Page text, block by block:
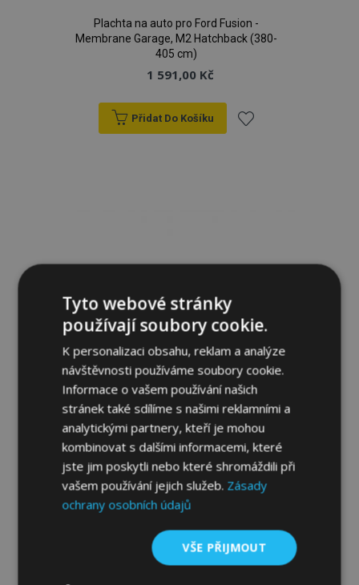
Plachta na auto pro Ford Fusion -
Membrane Garage, M2 Hatchback (380-
405 cm)
1 591,00 Kč
Přidat Do Košíku
Plachta na automobil MOBILE GARAGE
hatchback Ford Fusion D. 380-405 cm
1 699,00 Kč
Přidat Do Košíku
Tyto webové stránky
používají soubory cookie.
K personalizaci obsahu, reklam a analýze
návštěvnosti používáme soubory cookie.
Informace o vašem používání našich
stránek také sdílíme s našimi reklamními a
analytickými partnery, kteří je mohou
kombinovat s dalšími informacemi, které
jste jim poskytli nebo které shromáždili při
vašem používání jejich služeb. Zásady
ochrany osobních údajů
VŠE PŘIJMOUT